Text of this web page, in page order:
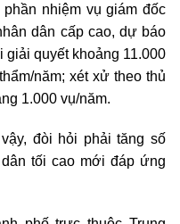
nhiệm vụ giám đốc
dân cấp cao, dự báo
giải quyết khoảng 11.000
năm; xét xử theo thủ
1.000 vụ/năm.
đòi hỏi phải tăng số
tối cao mới đáp ứng